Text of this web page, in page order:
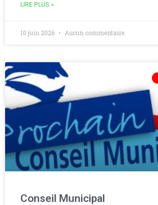
LIRE PLUS »
10 juin 2026 Aucun commentaire
Conseil Municipal